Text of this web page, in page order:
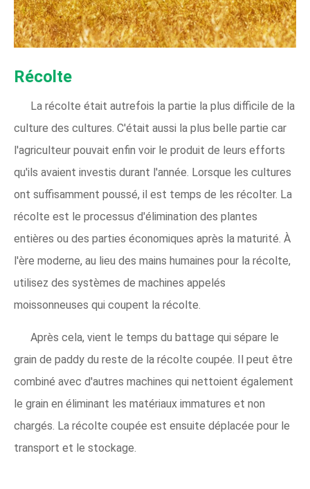
Récolte
La récolte était autrefois la partie la plus difficile de la
culture des cultures. C'était aussi la plus belle partie car
l'agriculteur pouvait enfin voir le produit de leurs efforts
qu'ils avaient investis durant l'année. Lorsque les cultures
ont suffisamment poussé, il est temps de les récolter. La
récolte est le processus d'élimination des plantes
entières ou des parties économiques après la maturité. À
l'ère moderne, au lieu des mains humaines pour la récolte,
utilisez des systèmes de machines appelés
moissonneuses qui coupent la récolte.
Après cela, vient le temps du battage qui sépare le
grain de paddy du reste de la récolte coupée. Il peut être
combiné avec d'autres machines qui nettoient également
le grain en éliminant les matériaux immatures et non
chargés. La récolte coupée est ensuite déplacée pour le
transport et le stockage.